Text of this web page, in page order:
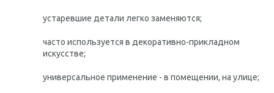
устаревшие детали легко заменяются;
часто используется в декоративно-прикладном
искусстве;
универсальное применение - в помещении, на улице;